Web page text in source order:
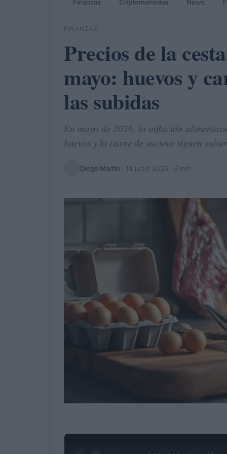
Finanzas Criptomonedas News
FINANZAS
Precios de la
mayo: huevos y
las subidas
En mayo de 2026, la inflación
huevos y la carne de vacuno siguen
Diego Martín 14 junio 2026 · 3 min